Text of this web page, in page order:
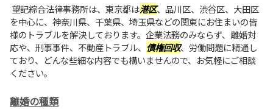
望記綜合法律事務所は、東京都は港区、品川区、渋谷区、大田区
を中心に、神奈川県、千葉県、埼玉県などの関東にお住まいの皆
様のトラブルを解決しております。企業法務のみならず、離婚対
応や、刑事事件、不動産トラブル、 債権回収、労働問題に精通し
ており、どんな些細な内容でも構いませんので、お気軽にご相談
ください。
離婚の種類